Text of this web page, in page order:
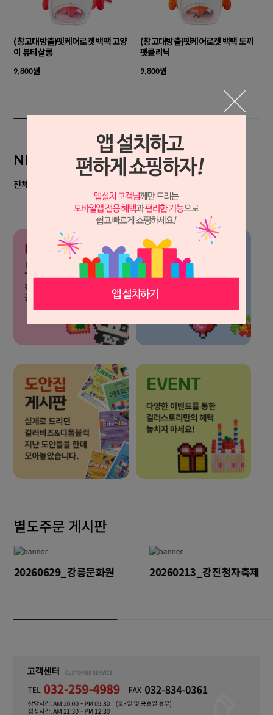
(창고대방출)펫케어로켓 백팩 고양
이 뷰티살롱
9,800원
(창고대방출)펫케어로켓 백팩 토끼
펫클리닉
9,800원
NEW ARRIVAL
전체
별도주문 게시판
20260629_강릉문화원 20260213_강진청자축제